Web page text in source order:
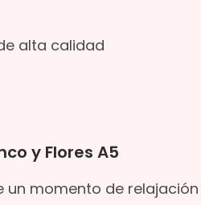
alta calidad
y Flores A5
momento de